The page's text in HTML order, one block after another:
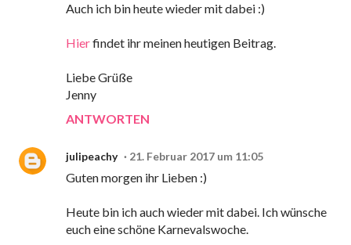
Auch ich bin heute wieder mit dabei :)
Hierfindet ihr meinen heutigen Beitrag.
Liebe Grüße
Jenny
ANTWORTEN
julipeachy 21. Februar 2017 um 11:05
Guten morgen ihr Lieben :)
Heute bin ich auch wieder mit dabei. Ich wünsche
euch eine schöne Karnevalswoche.